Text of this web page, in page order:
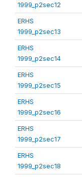
1999_p2sec12
ERHS
1999_p2sec13
ERHS
1999_p2sec14
ERHS
1999_p2sec15
ERHS
1999_p2sec16
ERHS
1999_p2sec17
ERHS
1999_p2sec18